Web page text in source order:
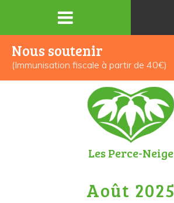
Nous soutenir
(Immunisation fiscale à partir de 40€)
Les Perce-Neige
Août 2025